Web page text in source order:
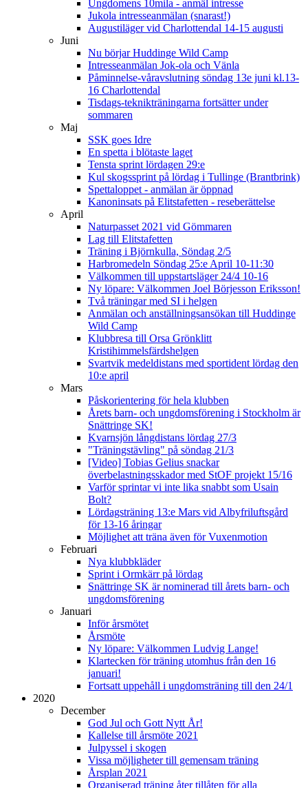
Ungdomens 10mila - anmäl intresse
Jukola intresseanmälan (snarast!)
Augustiläger vid Charlottendal 14-15 augusti
Juni
Nu börjar Huddinge Wild Camp
Intresseanmälan Jok-ola och Vänla
Påminnelse-våravslutning söndag 13e juni kl.13-
16 Charlottendal
Tisdags-teknikträningarna fortsätter under
sommaren
Maj
SSK goes Idre
En spetta i blötaste laget
Tensta sprint lördagen 29:e
Kul skogssprint på lördag i Tullinge (Brantbrink)
Spettaloppet - anmälan är öppnad
Kanoninsats på Elitstafetten - reseberättelse
April
Naturpasset 2021 vid Gömmaren
Lag till Elitstafetten
Träning i Björnkulla, Söndag 2/5
Harbromedeln Söndag 25:e April 10-11:30
Välkommen till uppstartsläger 24/4 10-16
Ny löpare: Välkommen Joel Börjesson Eriksson!
Två träningar med SI i helgen
Anmälan och anställningsansökan till Huddinge
Wild Camp
Klubbresa till Orsa Grönklitt
Kristihimmelsfärdshelgen
Svartvik medeldistans med sportident lördag den
10:e april
Mars
Påskorientering för hela klubben
Årets barn- och ungdomsförening i Stockholm är
Snättringe SK!
Kvarnsjön långdistans lördag 27/3
"Träningstävling" på söndag 21/3
[Video] Tobias Gelius snackar
överbelastningsskador med StOF projekt 15/16
Varför sprintar vi inte lika snabbt som Usain
Bolt?
Lördagsträning 13:e Mars vid Albyfriluftsgård
för 13-16 åringar
Möjlighet att träna även för Vuxenmotion
Februari
Nya klubbkläder
Sprint i Ormkärr på lördag
Snättringe SK är nominerad till årets barn- och
ungdomsförening
Januari
Inför årsmötet
Årsmöte
Ny löpare: Välkommen Ludvig Lange!
Klartecken för träning utomhus från den 16
januari!
Fortsatt uppehåll i ungdomsträning till den 24/1
2020
December
God Jul och Gott Nytt År!
Kallelse till årsmöte 2021
Julpyssel i skogen
Vissa möjligheter till gemensam träning
Årsplan 2021
Organiserad träning åter tillåten för alla